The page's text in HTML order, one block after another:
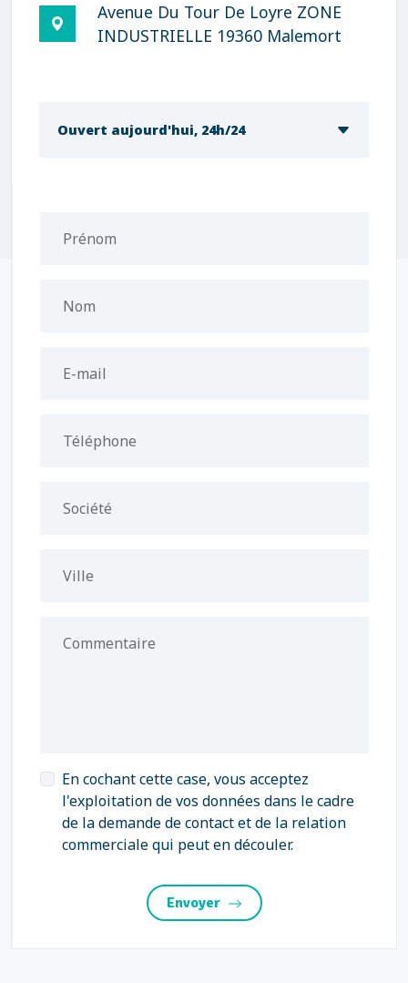
Avenue Du Tour De Loyre ZONE
INDUSTRIELLE 19360 Malemort
Ouvert aujourd'hui, 24h/24
Prénom
Nom
E-mail
Téléphone
Société
Ville
Commentaire
En cochant cette case, vous acceptez
l'exploitation de vos données dans le cadre
de la demande de contact et de la relation
commerciale qui peut en découler.
Envoyer